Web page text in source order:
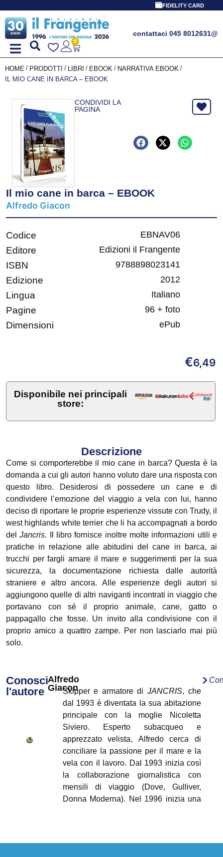
FIDELITY CARD
contattaci 045 8012631@
0
HOME / PRODOTTI / LIBRI / EBOOK / NARRATIVA EBOOK /
IL MIO CANE IN BARCA – EBOOK
CONDIVIDI LA
PAGINA
Il mio cane in barca – EBOOK
Alfredo Giacon
Codice EBNAV06
Editore Edizioni il Frangente
ISBN 9788898023141
Edizione 2012
Lingua Italiano
Pagine 96 + foto
Dimensioni ePub
€6,49
Disponibile nei principali
store:
Descrizione
Come si comporterebbe il mio cane in barca? Questa è la
domanda a cui gli autori hanno voluto dare una risposta con
questo libro. Desiderosi di possedere un cane e di
condividere l’emozione del viaggio a vela con lui, hanno
deciso di riportare le proprie esperienze vissute con Trudy, il
west highlands white terrier che li ha accompagnati a bordo
delJancris. Il libro fornisce inoltre molte informazioni utili e
pratiche in relazione alle abitudini del cane in barca, ai
trucchi per fargli amare il mare e suggerimenti per la sua
sicurezza, la documentazione richiesta dalle autorità
straniere e altro ancora. Alle esperienze degli autori si
aggiungono quelle di altri naviganti incontrati in viaggio che
portavano con sé il proprio animale, cane, gatto o
pappagallo che fosse. Un invito alla condivisione con il
proprio amico a quattro zampe. Per non lasciarlo mai più
solo.
Conosci
l'autore
Alfredo
GiaconSkipper e armatore di JANCRIS, che
dal 1993 è diventata la sua abitazione
principale con la moglie Nicoletta
Siviero. Esperto subacqueo e
apprezzato velista, Alfredo cerca di
conciliare la passione per il mare e la
vela con il lavoro. Dal 1993 inizia così
la collaborazione giornalistica con
mensili di viaggio (Dove, Gulliver,
Donna Moderna). Nel 1996 inizia una